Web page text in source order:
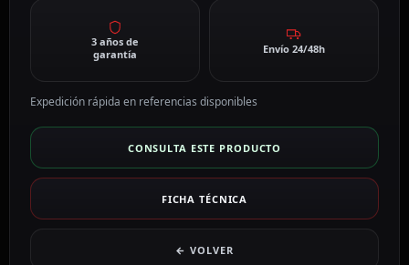
3 años de
garantía
Envío 24/48h
Expedición rápida en referencias disponibles
CONSULTA ESTE PRODUCTO
FICHA TÉCNICA
← VOLVER